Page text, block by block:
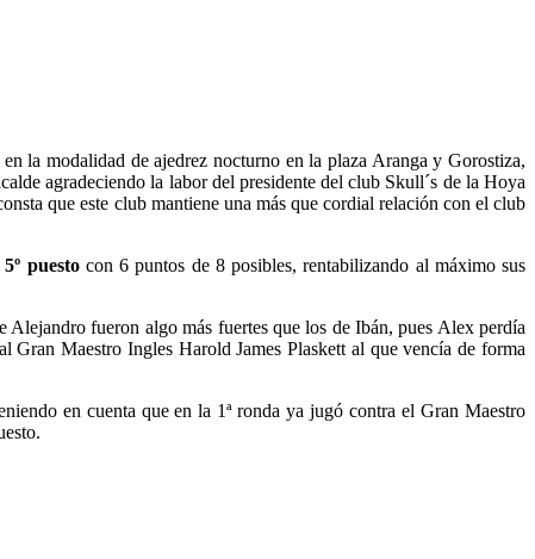
la modalidad de ajedrez nocturno en la plaza Aranga y Gorostiza,
agradeciendo la labor del presidente del club Skull´s de la Hoya
que este club mantiene una más que cordial relación con el club
puestocon 6 puntos de 8 posibles, rentabilizando al máximo sus
fueron algo más fuertes que los de Ibán, pues Alex perdía
Maestro Ingles Harold James Plaskett al que vencía de forma
en cuenta que en la 1ª ronda ya jugó contra el Gran Maestro